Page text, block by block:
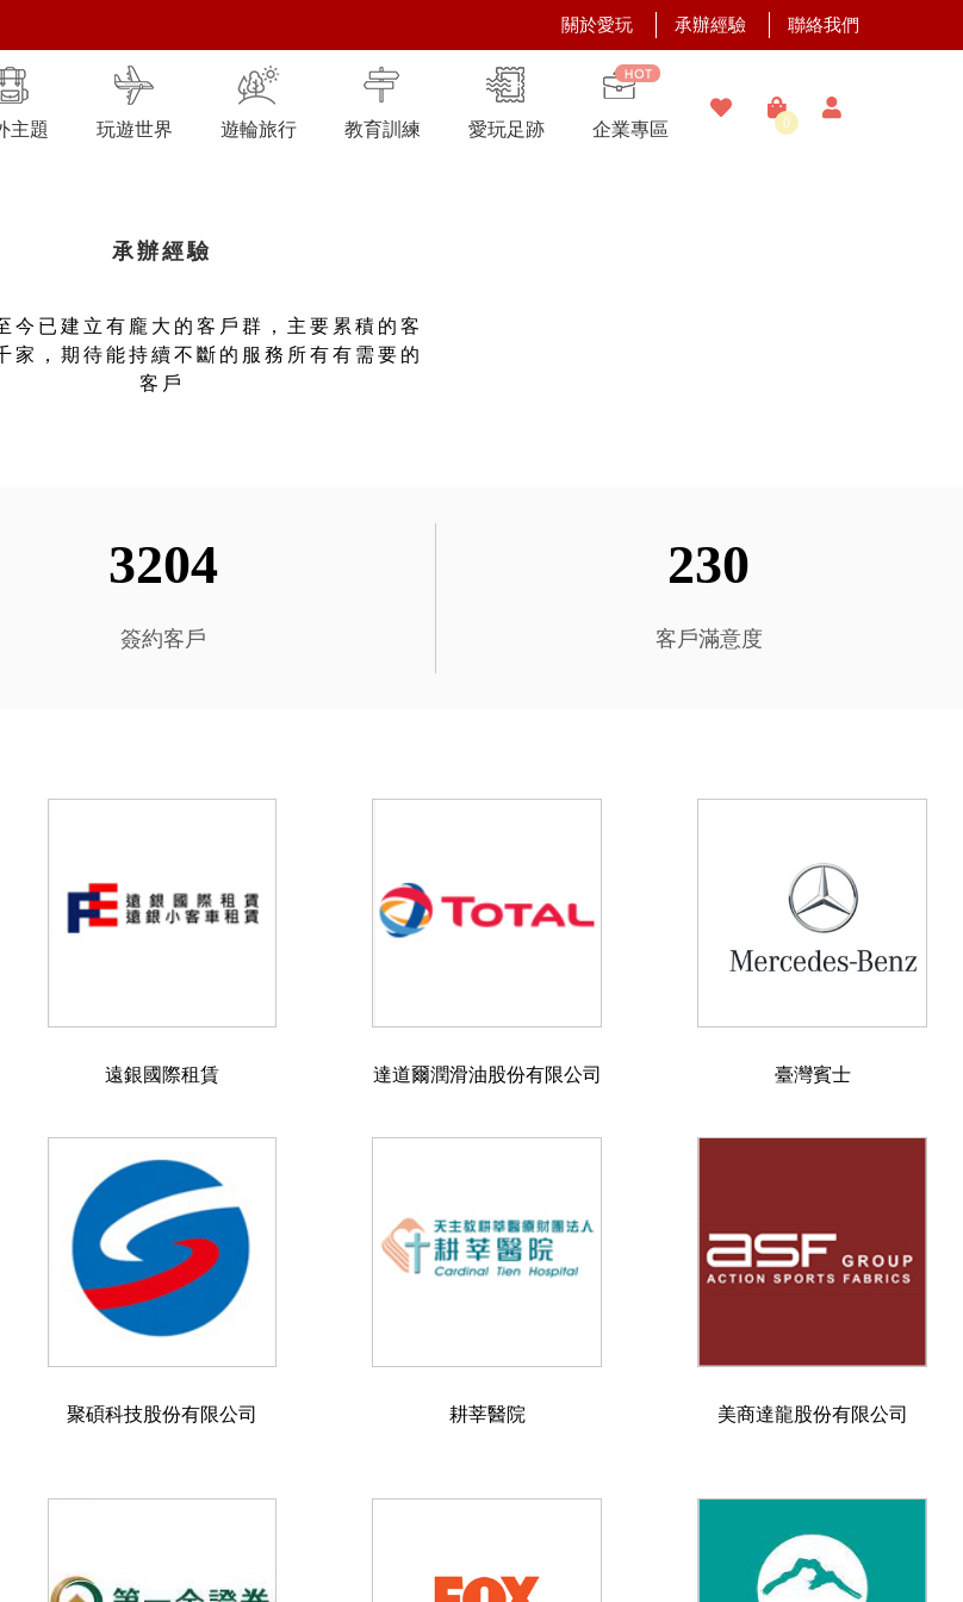
關於愛玩 承辦經驗 聯絡我們
主題 玩遊世界 遊輪旅行 教育訓練 愛玩足跡 企業專區 0
承辦經驗
今已建立有龐大的客戶群，主要累積的客
家，期待能持續不斷的服務所有有需要的
客戶
3204
簽約客戶
230
客戶滿意度
遠銀國際租賃 達道爾潤滑油股份有限公司 臺灣賓士
聚碩科技股份有限公司 耕莘醫院 美商達龍股份有限公司